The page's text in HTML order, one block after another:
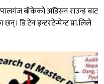
बाँकेको अडिसन राउन्ड बाट
डि टेन इन्टरटेन्मेन्ट प्रा.लिले